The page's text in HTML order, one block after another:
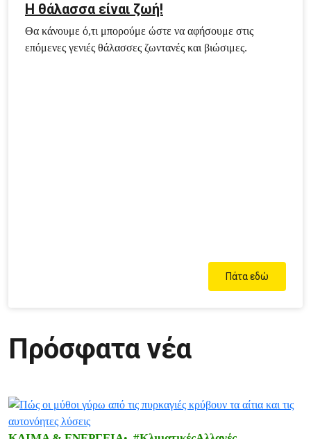
Η θάλασσα είναι ζωή!
Θα κάνουμε ό,τι μπορούμε ώστε να αφήσουμε στις
επόμενες γενιές θάλασσες ζωντανές και βιώσιμες.
Πάτα εδώ
Πρόσφατα νέα